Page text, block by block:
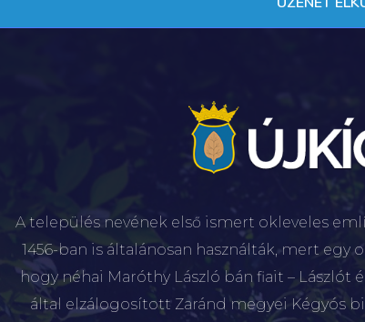
A település nevének első ismert okleveles
1456-ban is általánosan használták, mert egy
hogy néhai Maróthy László bán fiait – Lászlót
által elzálogosított Zaránd megyei Kégyós